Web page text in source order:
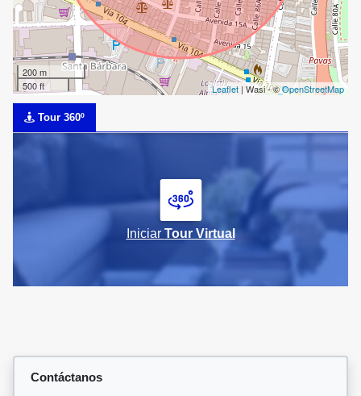
200 m
500 ft
Leaflet | Wasi - ©OpenStreetMap
Tour 360º
Iniciar Tour Virtual
Contáctanos